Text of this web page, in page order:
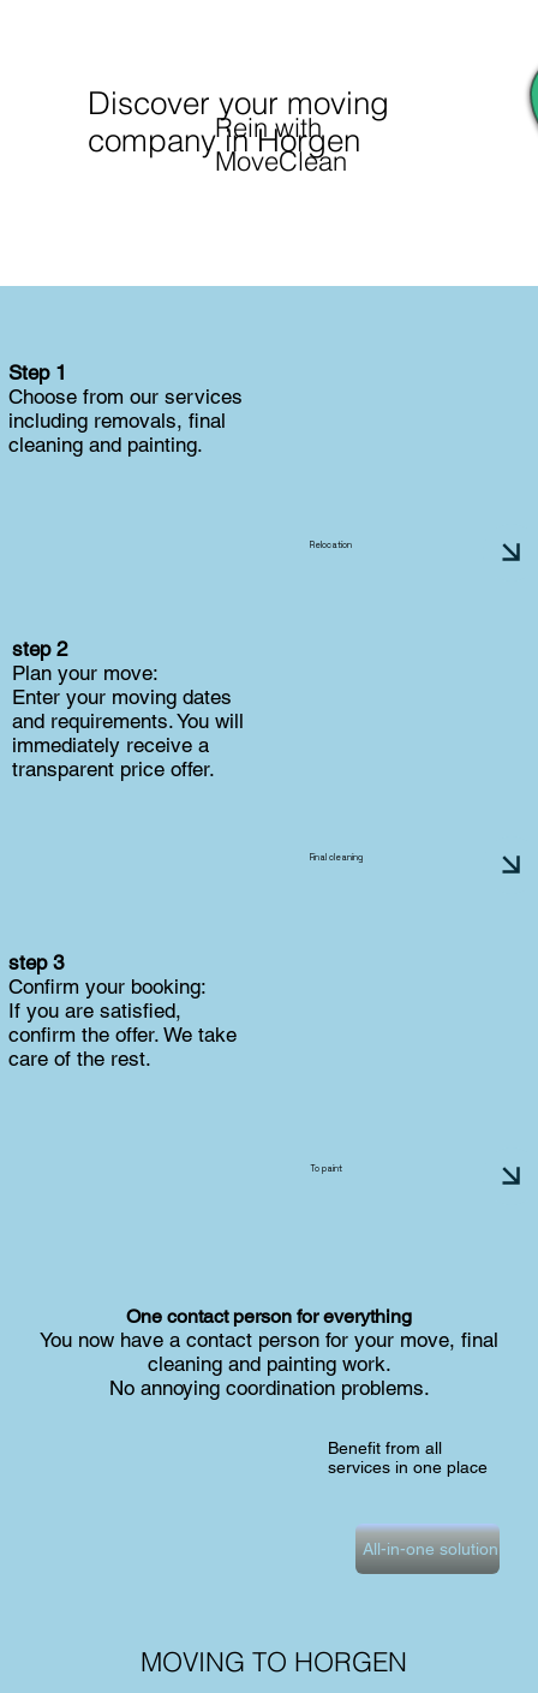
Discover your moving
company in Horgen
Rein with
MoveClean
Step 1
Choose from our services
including removals, final
cleaning and painting.
step 2
Plan your move:
Enter your moving dates
and requirements. You will
immediately receive a
transparent price offer.
step 3
Confirm your booking:
If you are satisfied,
confirm the offer. We take
care of the rest.
Relocation
Final cleaning
To paint
One contact person for everything
You now have a contact person for your move, final
cleaning and painting work.
No annoying coordination problems.
All-in-one solution
Benefit from all
services in one place
MOVING TO HORGEN